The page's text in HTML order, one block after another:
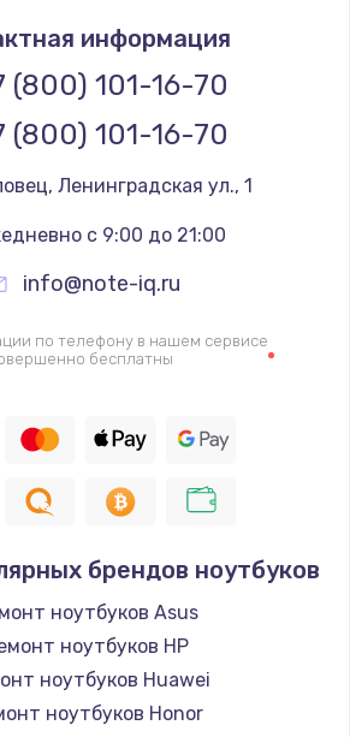
информация
(800) 101-16-70
(800) 101-16-70
, Ленинградская ул., 1
с 9:00 до 21:00
info@note-iq.ru
по телефону в нашем сервисе
бесплатны
брендов ноутбуков
ноутбуков Asus
ноутбуков HP
ноутбуков Huawei
ноутбуков Honor